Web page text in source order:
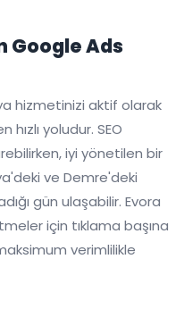
Google Ads
hizmetinizi aktif olarak
yoludur. SEO
iyi yönetilen bir
ve Demre'deki
gün ulaşabilir. Evora
için tıklama başına
verimlilikle